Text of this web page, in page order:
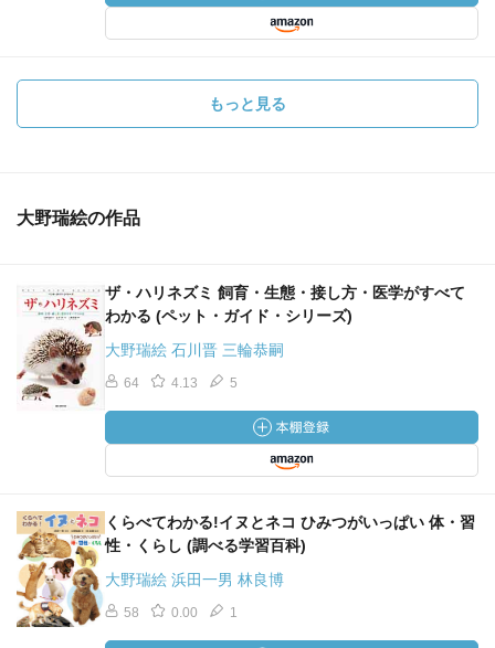
もっと見る
大野瑞絵の作品
ザ・ハリネズミ 飼育・生態・接し方・医学がすべて
わかる (ペット・ガイド・シリーズ)
大野瑞絵 石川晋 三輪恭嗣
64 4.13 5
くらべてわかる!イヌとネコ ひみつがいっぱい 体・習
性・くらし (調べる学習百科)
大野瑞絵 浜田一男 林良博
58 0.00 1